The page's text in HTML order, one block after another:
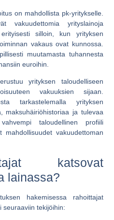
on mahdollista pk-yritykselle.
vakuudettomia yrityslainoja
silloin, kun yrityksen
vakaus ovat kunnossa.
muutamasta tuhannesta
euroihin.
yrityksen taloudelliseen
vakuuksien sijaan.
tarkastelemalla yrityksen
maksuhäiriöhistoriaa ja tulevaa
taloudellinen profiili
vakuudettoman
katsovat
lainassa?
hakemisessa rahoittajat
seuraaviin tekijöihin: